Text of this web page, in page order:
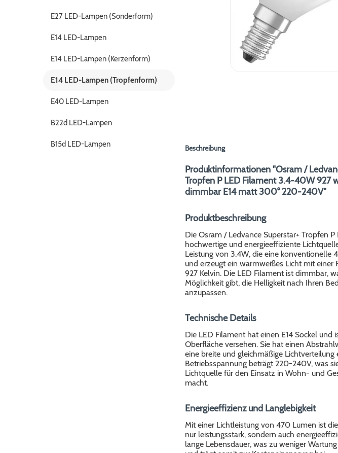
E27 LED-Lampen (Sonderform)
E14 LED-Lampen
E14 LED-Lampen (Kerzenform)
E14 LED-Lampen (Tropfenform)
E40 LED-Lampen
B22d LED-Lampen
B15d LED-Lampen Beschreibung
Produktinformationen "Osram /
Tropfen P LED Filament 3.4-40W 927
dimmbar E14 matt 300° 220-240V"
Produktbeschreibung
Die Osram / Ledvance Superstar+ Tropfen
hochwertige und energieeffiziente
Leistung von 3.4W, die eine konventionelle
und erzeugt ein warmweißes Licht mit einer
927 Kelvin. Die LED Filament ist dimmbar,
Möglichkeit gibt, die Helligkeit nach Ihren
anzupassen.
Technische Details
Die LED Filament hat einen E14 Sockel und
Oberfläche versehen. Sie hat einen
eine breite und gleichmäßige Lichtverteilung
Betriebsspannung beträgt 220-240V, was
Lichtquelle für den Einsatz in Wohn- und
macht.
Energieeffizienz und Langlebigkeit
Mit einer Lichtleistung von 470 Lumen ist
nur leistungsstark, sondern auch
lange Lebensdauer, was zu weniger